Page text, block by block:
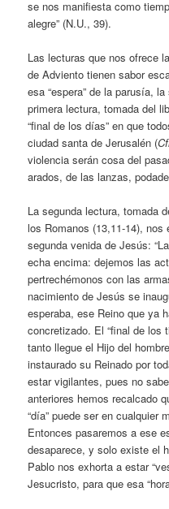
se nos manifiesta como
alegre” (N.U., 39).
Las lecturas que nos ofrece
de Adviento tienen sabor
esa “espera” de la parusía,
primera lectura, tomada del
“final de los días” en que
ciudad santa de Jerusalén (
violencia serán cosa del
arados, de las lanzas,
La segunda lectura, tomada
los Romanos (13,11-14),
segunda venida de Jesús:
echa encima: dejemos las
pertrechémonos con las
nacimiento de Jesús se
esperaba, ese Reino que ya
concretizado. El “final de los
tanto llegue el Hijo del
instaurado su Reinado por
estar vigilantes, pues no
anteriores hemos recalcado
“día” puede ser en cualquier
Entonces pasaremos a ese
desaparece, y solo existe el
Pablo nos exhorta a estar
Jesucristo, para que esa